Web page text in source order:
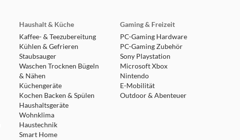
Haushalt & Küche
Kaffee- & Teezubereitung
Kühlen & Gefrieren
Staubsauger
Waschen Trocknen Bügeln
& Nähen
Küchengeräte
Kochen Backen & Spülen
Haushaltsgeräte
Wohnklima
Haustechnik
Smart Home
Gaming & Freizeit
PC-Gaming Hardware
PC-Gaming Zubehör
Sony Playstation
Microsoft Xbox
Nintendo
E-Mobilität
Outdoor & Abenteuer